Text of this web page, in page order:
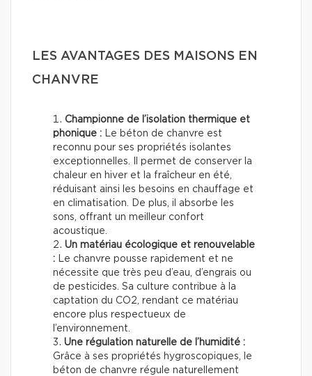
LES AVANTAGES DES MAISONS EN
CHANVRE
Championne de l’isolation thermique et
phonique :
Le béton de chanvre est
reconnu pour ses propriétés isolantes
exceptionnelles. Il permet de conserver la
chaleur en hiver et la fraîcheur en été,
réduisant ainsi les besoins en chauffage et
en climatisation. De plus, il absorbe les
sons, offrant un meilleur confort
acoustique.
Un matériau écologique et renouvelable
:
Le chanvre pousse rapidement et ne
nécessite que très peu d’eau, d’engrais ou
de pesticides. Sa culture contribue à la
captation du CO2, rendant ce matériau
encore plus respectueux de
l’environnement.
Une régulation naturelle de l’humidité :
Grâce à ses propriétés hygroscopiques, le
béton de chanvre régule naturellement